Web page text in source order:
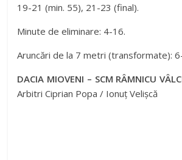
19-21 (min. 55), 21-23 (final).
Minute de eliminare: 4-16.
Aruncări de la 7 metri (transformate):
DACIA MIOVENI – SCM RÂMNICU
Arbitri Ciprian Popa / Ionuț Velișcă